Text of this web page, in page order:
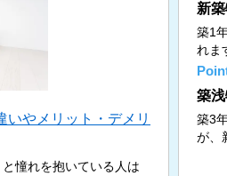
いやメリット・デメリ
憧れを抱いている人は
新
築1
れま
築
築3
が、